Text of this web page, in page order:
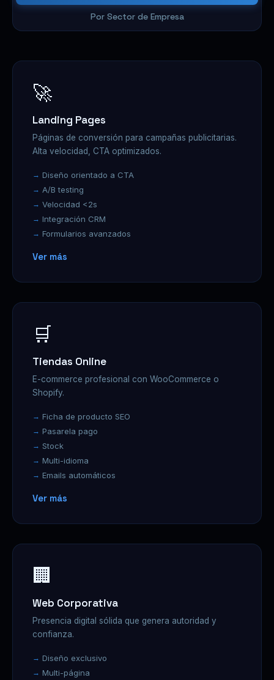
Por Sector de Empresa
🚀
Landing Pages
Páginas de conversión para campañas publicitarias.
Alta velocidad, CTA optimizados.
Diseño orientado a CTA
A/B testing
Velocidad <2s
Integración CRM
Formularios avanzados
Ver más
🛒
Tiendas Online
E-commerce profesional con WooCommerce o
Shopify.
Ficha de producto SEO
Pasarela pago
Stock
Multi-idioma
Emails automáticos
Ver más
🏢
Web Corporativa
Presencia digital sólida que genera autoridad y
confianza.
Diseño exclusivo
Multi-página